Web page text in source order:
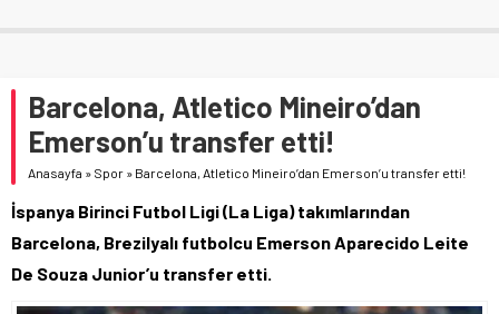
Barcelona, Atletico Mineiro’dan
Emerson’u transfer etti!
Anasayfa » Spor » Barcelona, Atletico Mineiro’dan Emerson’u transfer etti!
İspanya Birinci Futbol Ligi (La Liga) takımlarından
Barcelona, Brezilyalı futbolcu Emerson Aparecido Leite
De Souza Junior’u transfer etti.